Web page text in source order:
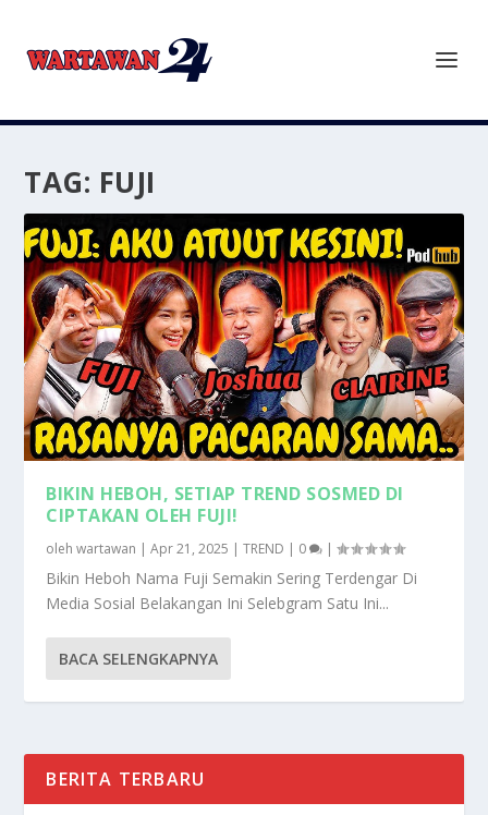
TAG: FUJI
BIKIN HEBOH, SETIAP TREND SOSMED DI
CIPTAKAN OLEH FUJI!
olehwartawan |Apr 21, 2025 |TREND | 0 |
Bikin Heboh Nama Fuji Semakin Sering Terdengar Di
Media Sosial Belakangan Ini Selebgram Satu Ini...
BACA SELENGKAPNYA
BERITA TERBARU